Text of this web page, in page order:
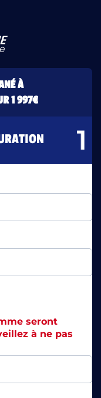
À
1 997€
seront
à ne pas